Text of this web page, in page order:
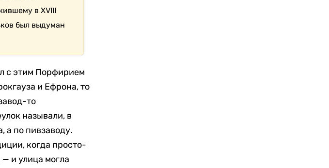
в XVIII
был выдуман
с этим Порфирием
и Ефрона, то
то
называли, в
а по пивзаводу.
когда просто-
и улица могла